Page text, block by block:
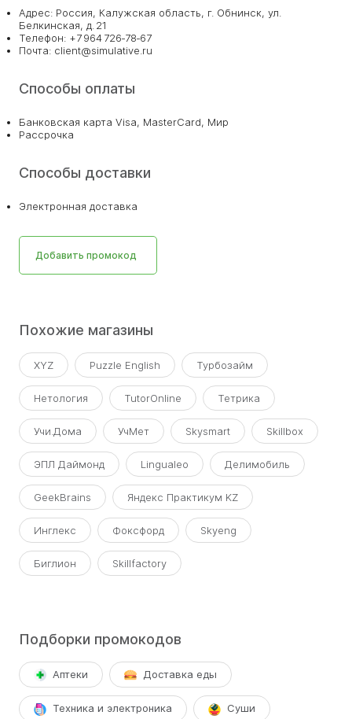
Адрес: Россия, Калужская область, г. Обнинск, ул.
Белкинская, д. 21
Телефон: +7 964 726‑78‑67
Почта: client@simulative.ru
Способы оплаты
Банковская карта Visa, MasterCard, Мир
Рассрочка
Способы доставки
Электронная доставка
Добавить промокод
Похожие магазины
XYZ Puzzle English Турбозайм
Нетология TutorOnline Тетрика
Учи.Дома УчМет Skysmart Skillbox
ЭПЛ Даймонд Lingualeo Делимобиль
GeekBrains Яндекс Практикум KZ
Инглекс Фоксфорд Skyeng
Биглион Skillfactory
Подборки промокодов
Аптеки Доставка еды
Техника и электроника Суши